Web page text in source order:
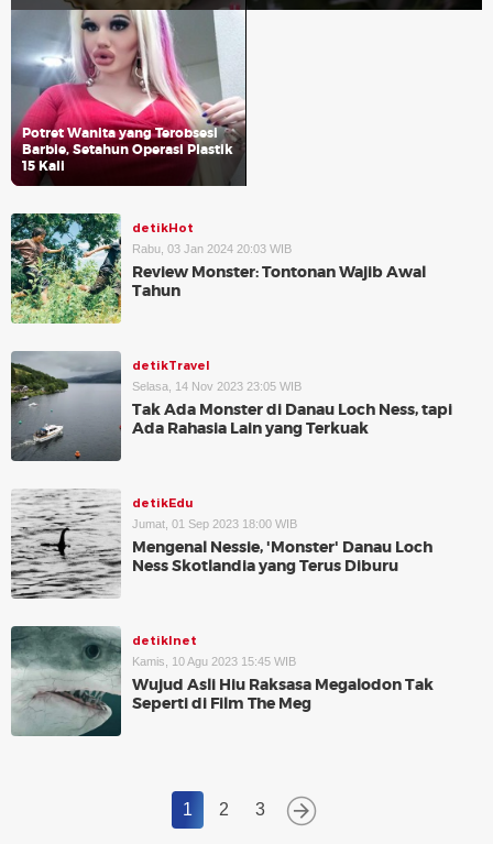
Potret Wanita yang Terobsesi
Barbie, Setahun Operasi Plastik
15 Kali
detikHot
Rabu, 03 Jan 2024 20:03 WIB
Review Monster: Tontonan Wajib Awal
Tahun
detikTravel
Selasa, 14 Nov 2023 23:05 WIB
Tak Ada Monster di Danau Loch Ness, tapi
Ada Rahasia Lain yang Terkuak
detikEdu
Jumat, 01 Sep 2023 18:00 WIB
Mengenal Nessie, 'Monster' Danau Loch
Ness Skotlandia yang Terus Diburu
detikInet
Kamis, 10 Agu 2023 15:45 WIB
Wujud Asli Hiu Raksasa Megalodon Tak
Seperti di Film The Meg
1 2 3